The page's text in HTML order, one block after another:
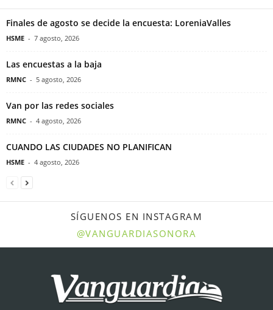
Finales de agosto se decide la encuesta: LoreniaValles
HSME - 7 agosto, 2026
Las encuestas a la baja
RMNC - 5 agosto, 2026
Van por las redes sociales
RMNC - 4 agosto, 2026
CUANDO LAS CIUDADES NO PLANIFICAN
HSME - 4 agosto, 2026
SÍGUENOS EN INSTAGRAM
@VANGUARDIASONORA